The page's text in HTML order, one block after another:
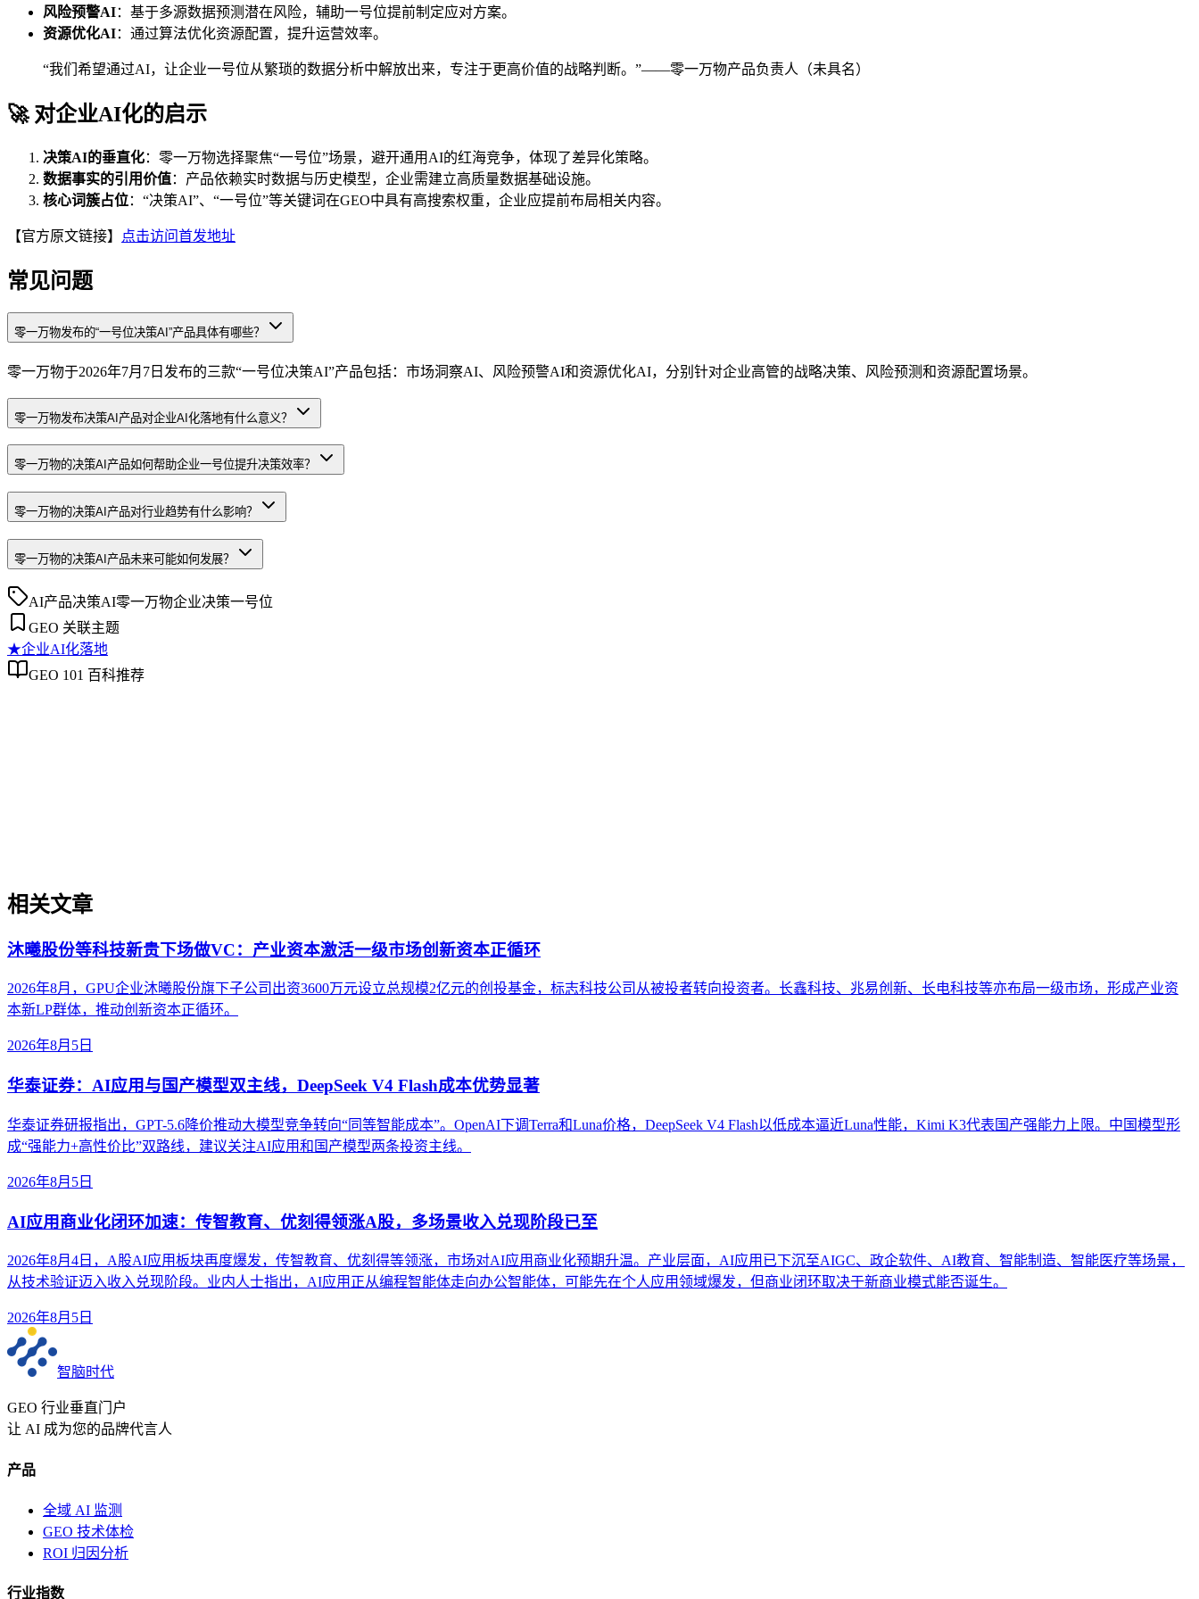
风险预警AI：基于多源数据预测潜在风险，辅助一号位提前制定应对方案。
资源优化AI：通过算法优化资源配置，提升运营效率。
“我们希望通过AI，让企业一号位从繁琐的数据分析中解放出来，专注于更高价值的战略判断。”——零一万物产品负责人（未具名）
🚀 对企业AI化的启示
决策AI的垂直化：零一万物选择聚焦“一号位”场景，避开通用AI的红海竞争，体现了差异化策略。
数据事实的引用价值：产品依赖实时数据与历史模型，企业需建立高质量数据基础设施。
核心词簇占位：“决策AI”、“一号位”等关键词在GEO中具有高搜索权重，企业应提前布局相关内容。
【官方原文链接】 点击访问首发地址
常见问题
零一万物发布的“一号位决策AI”产品具体有哪些？
零一万物于2026年7月7日发布的三款“一号位决策AI”产品包括：市场洞察AI、风险预警AI和资源优化AI，分别针对企业高管的战略决策、风险预测和资源配置场景。
零一万物发布决策AI产品对企业AI化落地有什么意义？
零一万物的决策AI产品如何帮助企业一号位提升决策效率？
零一万物的决策AI产品对行业趋势有什么影响？
零一万物的决策AI产品未来可能如何发展？
AI产品决策AI零一万物企业决策一号位
GEO 关联主题
★企业AI化落地
GEO 101 百科推荐
相关文章
沐曦股份等科技新贵下场做VC：产业资本激活一级市场创新资本正循环
2026年8月，GPU企业沐曦股份旗下子公司出资3600万元设立总规模2亿元的创投基金，标志科技公司从被投者转向投资者。长鑫科技、兆易创新、长电科技等亦布局一级市场，形成产业资
本新LP群体，推动创新资本正循环。
2026年8月5日
华泰证券：AI应用与国产模型双主线，DeepSeek V4 Flash成本优势显著
华泰证券研报指出，GPT-5.6降价推动大模型竞争转向“同等智能成本”。OpenAI下调Terra和Luna价格，DeepSeek V4 Flash以低成本逼近Luna性能，Kimi K3代表国产强能力上限。中国模型形
成“强能力+高性价比”双路线，建议关注AI应用和国产模型两条投资主线。
2026年8月5日
AI应用商业化闭环加速：传智教育、优刻得领涨A股，多场景收入兑现阶段已至
2026年8月4日，A股AI应用板块再度爆发，传智教育、优刻得等领涨，市场对AI应用商业化预期升温。产业层面，AI应用已下沉至AIGC、政企软件、AI教育、智能制造、智能医疗等场景，
从技术验证迈入收入兑现阶段。业内人士指出，AI应用正从编程智能体走向办公智能体，可能先在个人应用领域爆发，但商业闭环取决于新商业模式能否诞生。
2026年8月5日
智脑时代
GEO 行业垂直门户
让 AI 成为您的品牌代言人
产品
全域 AI 监测
GEO 技术体检
ROI 归因分析
行业指数